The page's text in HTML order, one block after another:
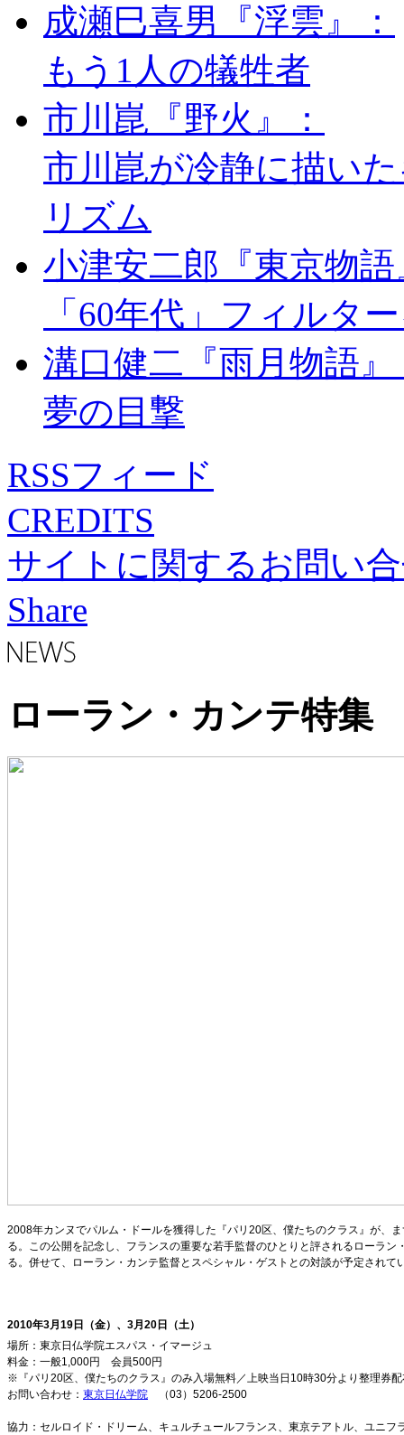
成瀬巳喜男『浮雲』：
もう1人の犠牲者
市川崑『野火』：
市川崑が冷静に描い
リズム
小津安二郎『東京物語
「60年代」フィルタ
溝口健二『雨月物語』
夢の目撃
RSSフィード
CREDITS
サイトに関するお問い
Share
ローラン・カンテ特集
2008年カンヌでパルム・ドールを獲得した『パリ20区、僕たちのクラス』が、
る。この公開を記念し、フランスの重要な若手監督のひとりと評されるローラ
る。併せて、ローラン・カンテ監督とスペシャル・ゲストとの対談が予定されて
2010年3月19日（金）、3月20日（土）
場所：東京日仏学院エスパス・イマージュ
料金：一般1,000円 会員500円
※『パリ20区、僕たちのクラス』のみ入場無料／上映当日10時30分より整理券配
お問い合わせ： 東京日仏学院 （03）5206-2500
協力：セルロイド・ドリーム、キュルチュールフランス、東京テアトル、ユニフ